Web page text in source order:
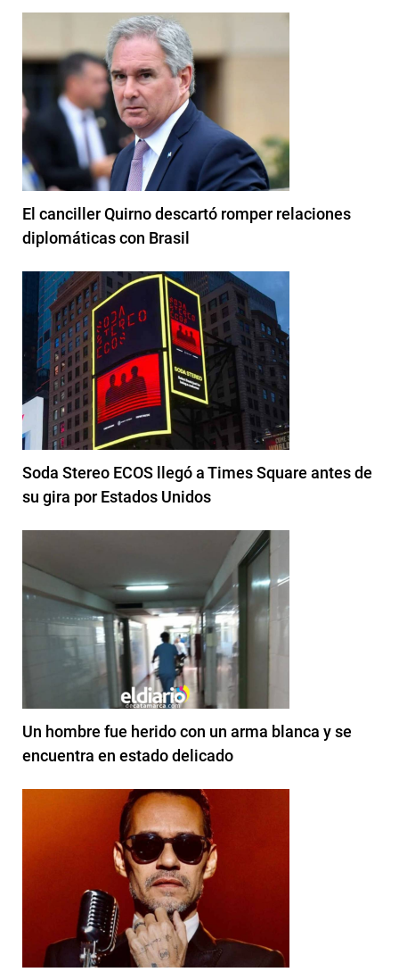
El canciller Quirno descartó romper relaciones
diplomáticas con Brasil
Soda Stereo ECOS llegó a Times Square antes de
su gira por Estados Unidos
Un hombre fue herido con un arma blanca y se
encuentra en estado delicado